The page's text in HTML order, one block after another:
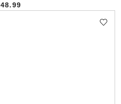
Cena:
48.99